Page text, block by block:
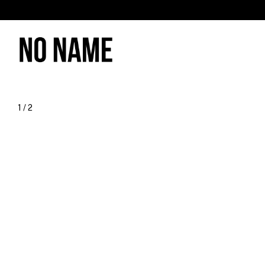
1 /2